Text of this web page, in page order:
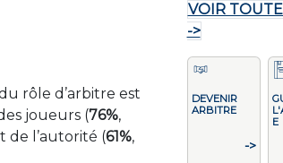
rôle d’arbitre est
joueurs (76%,
de l’autorité (61%,
VOIR
->
DEVENIR
ARBITRE
->
E